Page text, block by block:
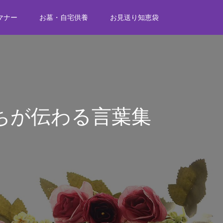
ナー お墓・自宅供養 お見送り知恵袋
が伝わる言葉集